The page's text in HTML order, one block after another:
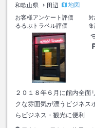
和歌山県 田辺
地図
お客様アンケート評価
るるぶトラベル評価
集
２０１８年６月に館内全面
クな雰囲気が漂うビジネス
らビジネス・観光に便利